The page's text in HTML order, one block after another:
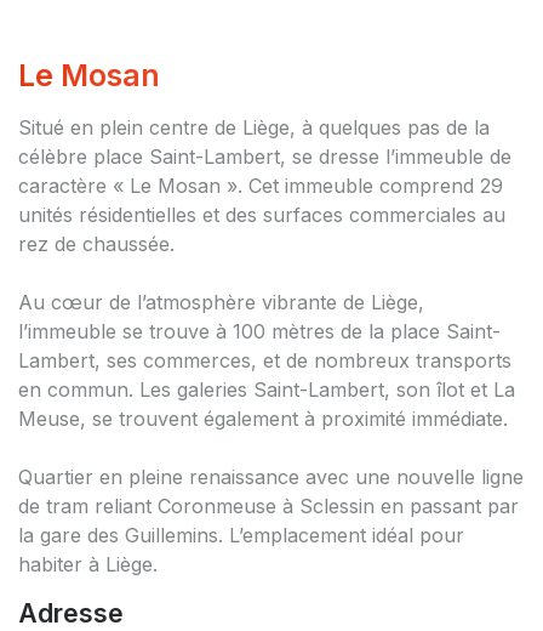
Le Mosan
Situé en plein centre de Liège, à quelques pas de la
célèbre place Saint-Lambert, se dresse l’immeuble de
caractère « Le Mosan ». Cet immeuble comprend 29
unités résidentielles et des surfaces commerciales au
rez de chaussée.
Au cœur de l’atmosphère vibrante de Liège,
l’immeuble se trouve à 100 mètres de la place Saint-
Lambert, ses commerces, et de nombreux transports
en commun. Les galeries Saint-Lambert, son îlot et La
Meuse, se trouvent également à proximité immédiate.
Quartier en pleine renaissance avec une nouvelle ligne
de tram reliant Coronmeuse à Sclessin en passant par
la gare des Guillemins. L’emplacement idéal pour
habiter à Liège.
Adresse